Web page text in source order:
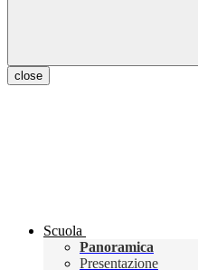
close
Scuola
Panoramica
Presentazione